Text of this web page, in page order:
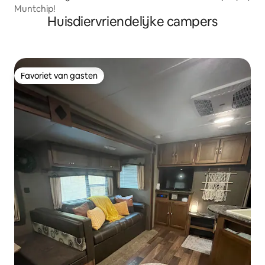
Muntchip!
Huisdiervriendelijke campers
Favoriet van gasten
Favoriet van gasten